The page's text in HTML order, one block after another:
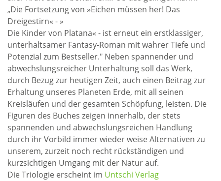
„Die Fortsetzung von »Eichen müssen her! Das
Dreigestirn« - »
Die Kinder von Platana« - ist erneut ein erstklassiger,
unterhaltsamer Fantasy-Roman mit wahrer Tiefe und
Potenzial zum Bestseller." Neben spannender und
abwechslungsreicher Unterhaltung soll das Werk,
durch Bezug zur heutigen Zeit, auch einen Beitrag zur
Erhaltung unseres Planeten Erde, mit all seinen
Kreisläufen und der gesamten Schöpfung, leisten. Die
Figuren des Buches zeigen innerhalb, der stets
spannenden und abwechslungsreichen Handlung
durch ihr Vorbild immer wieder weise Alternativen zu
unserem, zurzeit noch recht rückständigen und
kurzsichtigen Umgang mit der Natur auf.
Die Triologie erscheint im Untschi Verlag